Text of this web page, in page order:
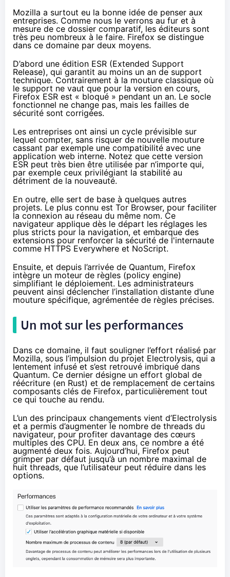
Mozilla a surtout eu la bonne idée de penser aux
entreprises. Comme nous le verrons au fur et à
mesure de ce dossier comparatif, les éditeurs sont
très peu nombreux à le faire. Firefox se distingue
dans ce domaine par deux moyens.
D’abord une édition ESR (Extended Support
Release), qui garantit au moins un an de support
technique. Contrairement à la mouture classique où
le support ne vaut que pour la version en cours,
Firefox ESR est « bloqué » pendant un an. Le socle
fonctionnel ne change pas, mais les failles de
sécurité sont corrigées.
Les entreprises ont ainsi un cycle prévisible sur
lequel compter, sans risquer de nouvelle mouture
cassant par exemple une compatibilité avec une
application web interne. Notez que cette version
ESR peut très bien être utilisée par n’importe qui,
par exemple ceux privilégiant la stabilité au
détriment de la nouveauté.
En outre, elle sert de base à quelques autres
projets. Le plus connu est Tor Browser, pour faciliter
la connexion au réseau du même nom. Ce
navigateur applique dès le départ les réglages les
plus stricts pour la navigation, et embarque des
extensions pour renforcer la sécurité de l'internaute
comme HTTPS Everywhere et NoScript.
Ensuite, et depuis l’arrivée de Quantum, Firefox
intègre un moteur de règles (policy engine)
simplifiant le déploiement. Les administrateurs
peuvent ainsi déclencher l’installation distante d’une
mouture spécifique, agrémentée de règles précises.
Un mot sur les performances
Dans ce domaine, il faut souligner l’effort réalisé par
Mozilla, sous l’impulsion du projet Electrolysis, qui a
lentement infusé et s’est retrouvé imbriqué dans
Quantum. Ce dernier désigne un effort global de
réécriture (en Rust) et de remplacement de certains
composants clés de Firefox, particulièrement tout
ce qui touche au rendu.
L’un des principaux changements vient d’Electrolysis
et a permis d’augmenter le nombre de threads du
navigateur, pour profiter davantage des cœurs
multiples des CPU. En deux ans, ce nombre a été
augmenté deux fois. Aujourd’hui, Firefox peut
grimper par défaut jusqu’à un nombre maximal de
huit threads, que l’utilisateur peut réduire dans les
options.